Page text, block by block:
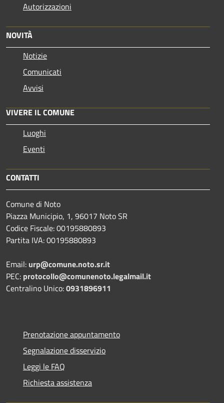
Autorizzazioni
NOVITÀ
Notizie
Comunicati
Avvisi
VIVERE IL COMUNE
Luoghi
Eventi
CONTATTI
Comune di Noto
Piazza Municipio, 1, 96017 Noto SR
Codice Fiscale: 00195880893
Partita IVA: 00195880893
Email: urp@comune.noto.sr.it
PEC: protocollo@comunenoto.legalmail.it
Centralino Unico:0931896911
Prenotazione appuntamento
Segnalazione disservizio
Leggi le FAQ
Richiesta assistenza